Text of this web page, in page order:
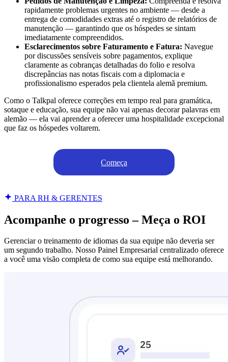
rapidamente problemas urgentes no ambiente — desde a
entrega de comodidades extras até o registro de relatórios de
manutenção — garantindo que os hóspedes se sintam
imediatamente compreendidos.
Esclarecimentos sobre Faturamento e Fatura: Navegue
por discussões sensíveis sobre pagamentos, explique
claramente as cobranças detalhadas do folio e resolva
discrepâncias nas notas fiscais com a diplomacia e
profissionalismo esperados pela clientela alemã premium.
Como o Talkpal oferece correções em tempo real para gramática,
sotaque e educação, sua equipe não vai apenas decorar palavras em
alemão — ela vai aprender a oferecer uma hospitalidade excepcional
que faz os hóspedes voltarem.
Começa
PARA RH & GERENTES
Acompanhe o progresso – Meça o ROI
Gerenciar o treinamento de idiomas da sua equipe não deveria ser
um segundo trabalho. Nosso Painel Empresarial centralizado oferece
a você uma visão completa de como sua equipe está melhorando.